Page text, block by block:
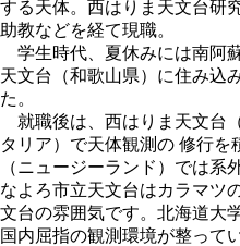
する天体。西はりま天文台研
助教などを経て現職。
学生時代、夏休みには南阿
天文台（和歌山県）に住み込
た。
就職後は、西はりま天文台
タリア）で天体観測の 修行を
（ニュージーランド）では系
なよろ市立天文台はカラマツ
文台の雰囲気です。北海道大
国内屈指の観測環境が整って